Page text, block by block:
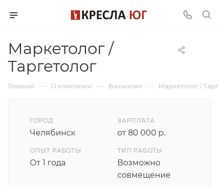
Маркетолог /
Таргетолог
Главная — О компании — Вакансии — Маркетолог /
ГОРОД
Челябинск
ЗАРПЛАТА
от 80 000 р.
ОПЫТ РАБОТЫ
От 1 года
ТИП РАБОТЫ
Возможно
совмещение